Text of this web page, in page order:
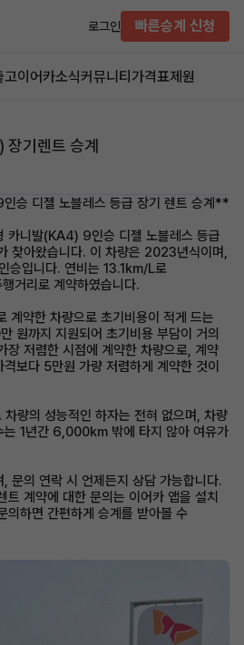
로그인 빠른승계 신청
고이어카소식커뮤니티 가격표제원
기렌트 승계
승 디젤 노블레스 등급 장기 렌트 승계**
카니발(KA4) 9인승 디젤 노블레스 등급
찾아왔습니다. 이 차량은 2023년식이며,
승입니다. 연비는 13.1km/L로
거리로 계약하였습니다.
계약한 차량으로 초기비용이 적게 드는
원까지 지원되어 초기비용 부담이 거의
장 저렴한 시점에 계약한 차량으로, 계약
보다 5만원 가량 저렴하게 계약한 것이
량의 성능적인 하자는 전혀 없으며, 차량
는 1년간 6,000km 밖에 타지 않아 여유가
문의 연락 시 언제든지 상담 가능합니다.
트 계약에 대한 문의는 이어카 앱을 설치
의하면 간편하게 승계를 받아볼 수